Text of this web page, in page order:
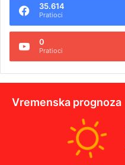
35.614
Pratioci
0
Pratioci
Vremenska prognoza